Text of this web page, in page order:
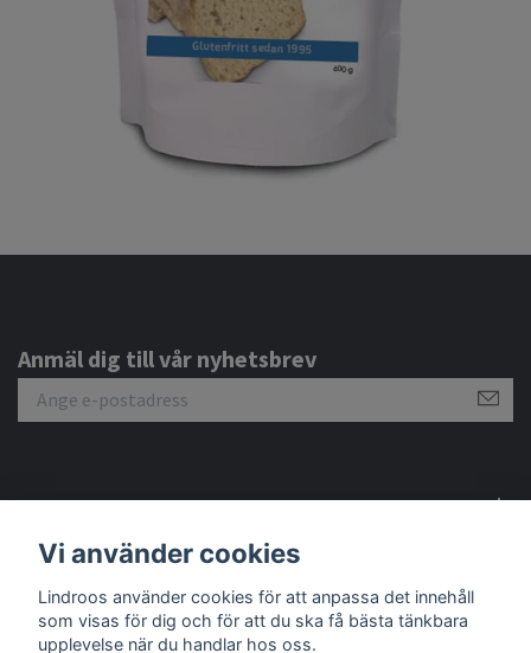
Anmäl dig till vår nyhetsbrev
Sociala medier
Vi använder cookies
Lindroos använder cookies för att anpassa det innehåll
som visas för dig och för att du ska få bästa tänkbara
upplevelse när du handlar hos oss.